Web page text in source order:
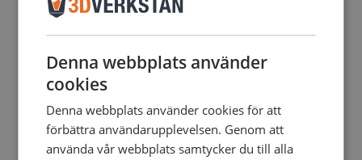
FORM 2 & 3 CASTABLE WAX RESIN – 1L
4605,00 SEK
Denna webbplats använder
cookies
Denna webbplats använder cookies för att
förbättra användarupplevelsen. Genom att
använda vår webbplats samtycker du till alla